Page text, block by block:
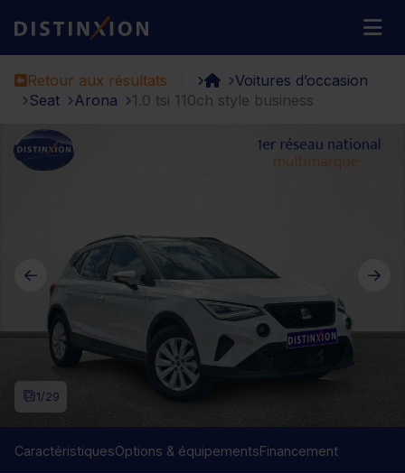
Distinxion
Retour aux résultats
Voitures d’occasion
Seat
Arona 1.0 tsi 110ch style business
1/29
CaractéristiquesOptions & équipementsFinancement